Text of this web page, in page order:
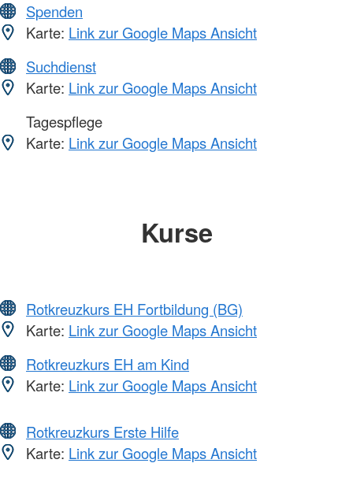
Spenden
Karte: Link zur Google Maps Ansicht
Suchdienst
Karte: Link zur Google Maps Ansicht
Tagespflege
Karte: Link zur Google Maps Ansicht
Kurse
Rotkreuzkurs EH Fortbildung (BG)
Karte: Link zur Google Maps Ansicht
Rotkreuzkurs EH am Kind
Karte: Link zur Google Maps Ansicht
Rotkreuzkurs Erste Hilfe
Karte: Link zur Google Maps Ansicht